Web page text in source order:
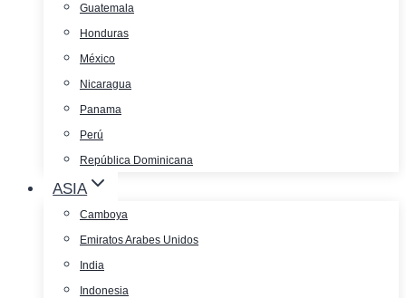
Guatemala
Honduras
México
Nicaragua
Panama
Perú
República Dominicana
ASIA
Camboya
Emiratos Arabes Unidos
India
Indonesia